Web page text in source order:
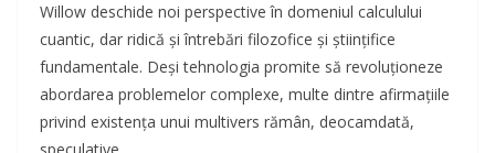
Willow deschide noi perspective în domeniul calculului
cuantic, dar ridică și întrebări filozofice și științifice
fundamentale. Deși tehnologia promite să revoluționeze
abordarea problemelor complexe, multe dintre afirmațiile
privind existența unui multivers rămân, deocamdată,